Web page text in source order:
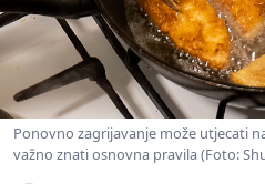
Ponovno zagrijavanje može utjecati
važno znati osnovna pravila (Foto: